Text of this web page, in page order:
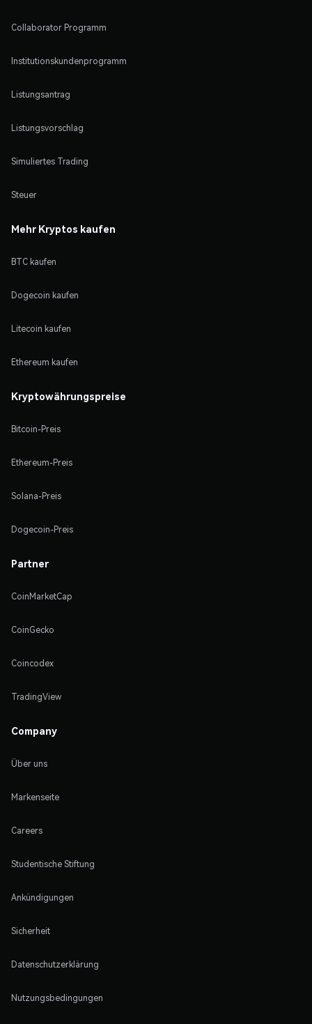
Collaborator Programm
Institutionskundenprogramm
Listungsantrag
Listungsvorschlag
Simuliertes Trading
Steuer
Mehr Kryptos kaufen
BTC kaufen
Dogecoin kaufen
Litecoin kaufen
Ethereum kaufen
Kryptowährungspreise
Bitcoin-Preis
Ethereum-Preis
Solana-Preis
Dogecoin-Preis
Partner
CoinMarketCap
CoinGecko
Coincodex
TradingView
Company
Über uns
Markenseite
Careers
Studentische Stiftung
Ankündigungen
Sicherheit
Datenschutzerklärung
Nutzungsbedingungen